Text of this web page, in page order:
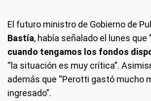
El futuro ministro de Gobierno de
Bastía, había señalado el lunes que
cuando tengamos los fondos
“la situación es muy crítica”.
además que “Perotti gastó mucho
ingresado”.